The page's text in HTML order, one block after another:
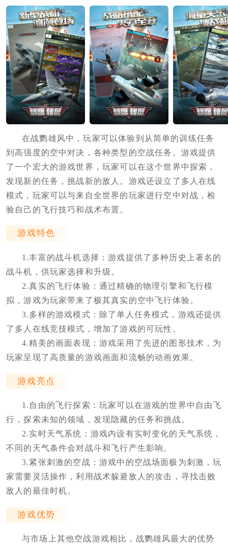
在战鹦雄风中，玩家可以体验到从简单的训练任务
到高强度的空中对决，各种类型的空战任务。游戏提供
了一个宏大的游戏世界，玩家可以在这个世界中探索，
发现新的任务，挑战新的敌人。游戏还设立了多人在线
模式，玩家可以与来自全世界的玩家进行空中对战，检
验自己的飞行技巧和战术布置。
游戏特色
1.丰富的战斗机选择：游戏提供了多种历史上著名的
战斗机，供玩家选择和升级。
2.真实的飞行体验：通过精确的物理引擎和飞行模
拟，游戏为玩家带来了极其真实的空中飞行体验。
3.多样的游戏模式：除了单人任务模式，游戏还提供
了多人在线竞技模式，增加了游戏的可玩性。
4.精美的画面表现：游戏采用了先进的图形技术，为
玩家呈现了高质量的游戏画面和流畅的动画效果。
游戏亮点
1.自由的飞行探索：玩家可以在游戏的世界中自由飞
行，探索未知的领域，发现隐藏的任务和挑战。
2.实时天气系统：游戏内设有实时变化的天气系统，
不同的天气条件会对战斗和飞行产生影响。
3.紧张刺激的空战：游戏中的空战场面极为刺激，玩
家需要灵活操作，利用战术躲避敌人的攻击，寻找击败
敌人的最佳时机。
游戏优势
与市场上其他空战游戏相比，战鹦雄风最大的优势